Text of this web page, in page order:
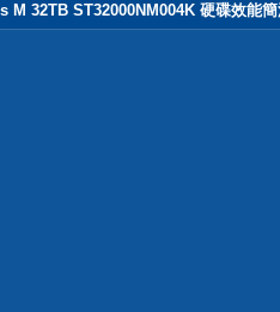
M 32TB ST32000NM004K 硬碟效能